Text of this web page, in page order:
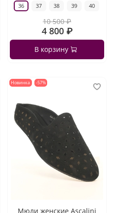
36 37 38 39 40
10 500 ₽
4 800 ₽
В корзину
Новинка -57%
Мюли женские Ascalini